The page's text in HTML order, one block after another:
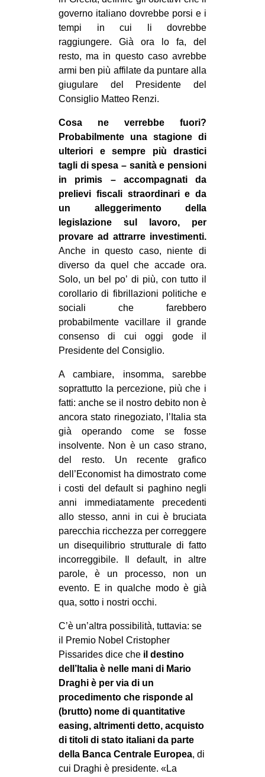
governo italiano dovrebbe porsi e i
tempi in cui li dovrebbe
raggiungere. Già ora lo fa, del
resto, ma in questo caso avrebbe
armi ben più affilate da puntare alla
giugulare del Presidente del
Consiglio Matteo Renzi.
Cosa ne verrebbe fuori?
Probabilmente una stagione di
ulteriori e sempre più drastici
tagli di spesa – sanità e pensioni
in primis – accompagnati da
prelievi fiscali straordinari e da
un alleggerimento della
legislazione sul lavoro, per
provare ad attrarre investimenti.
Anche in questo caso, niente di
diverso da quel che accade ora.
Solo, un bel po’ di più, con tutto il
corollario di fibrillazioni politiche e
sociali che farebbero
probabilmente vacillare il grande
consenso di cui oggi gode il
Presidente del Consiglio.
A cambiare, insomma, sarebbe
soprattutto la percezione, più che i
fatti: anche se il nostro debito non è
ancora stato rinegoziato, l’Italia sta
già operando come se fosse
insolvente. Non è un caso strano,
del resto. Un recente grafico
dell’Economist ha dimostrato come
i costi del default si paghino negli
anni immediatamente precedenti
allo stesso, anni in cui è bruciata
parecchia ricchezza per correggere
un disequilibrio strutturale di fatto
incorreggibile. Il default, in altre
parole, è un processo, non un
evento. E in qualche modo è già
qua, sotto i nostri occhi.
C’è un’altra possibilità, tuttavia: se
il Premio Nobel Cristopher
Pissarides dice che il destino
dell’Italia è nelle mani di Mario
Draghi è per via di un
procedimento che risponde al
(brutto) nome di quantitative
easing, altrimenti detto, acquisto
di titoli di stato italiani da parte
della Banca Centrale Europea, di
cui Draghi è presidente. «La